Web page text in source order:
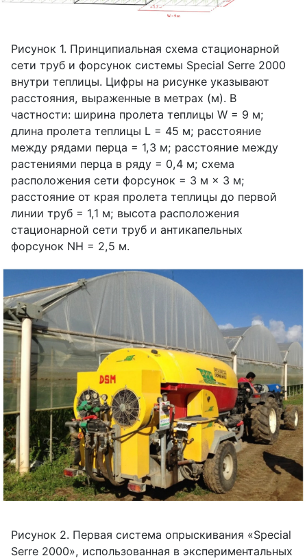
Рисунок 1. Принципиальная схема стационарной
сети труб и форсунок системы Special Serre 2000
внутри теплицы. Цифры на рисунке указывают
расстояния, выраженные в метрах (м). В
частности: ширина пролета теплицы W = 9 м;
длина пролета теплицы L = 45 м; расстояние
между рядами перца = 1,3 м; расстояние между
растениями перца в ряду = 0,4 м; схема
расположения сети форсунок = 3 м × 3 м;
расстояние от края пролета теплицы до первой
линии труб = 1,1 м; высота расположения
стационарной сети труб и антикапельных
форсунок NH = 2,5 м.
Рисунок 2. Первая система опрыскивания «Special
Serre 2000», использованная в экспериментальных